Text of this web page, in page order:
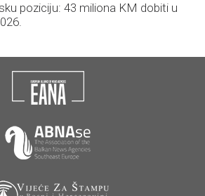
poziciju: 43 miliona KM dobiti u